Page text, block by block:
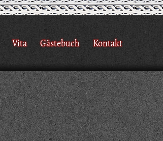
Vita Gästebuch Kontakt